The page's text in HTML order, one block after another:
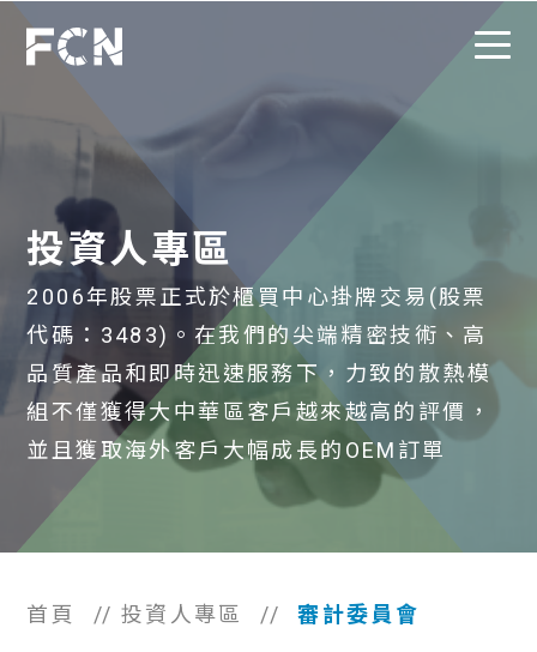
投資人專區
2006年股票正式於櫃買中心掛牌交易(股票
代碼：3483)。在我們的尖端精密技術、高
品質產品和即時迅速服務下，力致的散熱模
組不僅獲得大中華區客戶越來越高的評價，
並且獲取海外客戶大幅成長的OEM訂單
首頁 // 投資人專區 // 審計委員會